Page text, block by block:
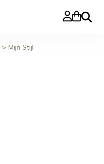
Zoeken
> Mijn Stijl